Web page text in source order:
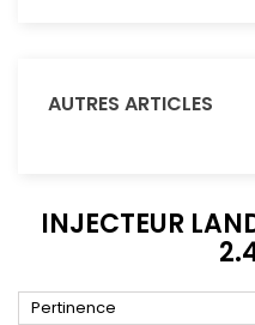
AUTRES ARTICLES
INJECTEUR
Pertinence